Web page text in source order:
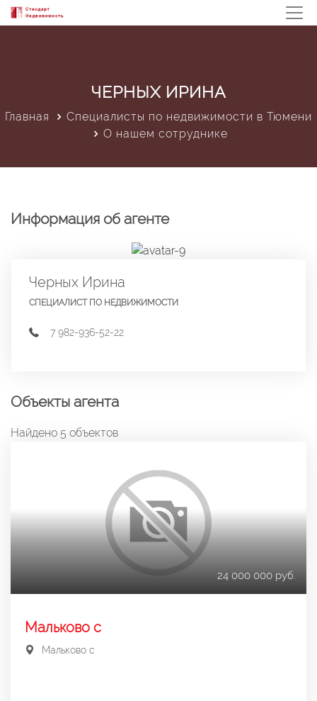
ЧЕРНЫХ ИРИНА
Главная
Специалисты по недвижимости в Тюмени
О нашем сотруднике
Информация об агенте
Черных Ирина
СПЕЦИАЛИСТ ПО НЕДВИЖИМОСТИ
7 982-936-52-22
Объекты агента
Найдено 5 объектов
24 000 000 руб.
Мальково с
Мальково с